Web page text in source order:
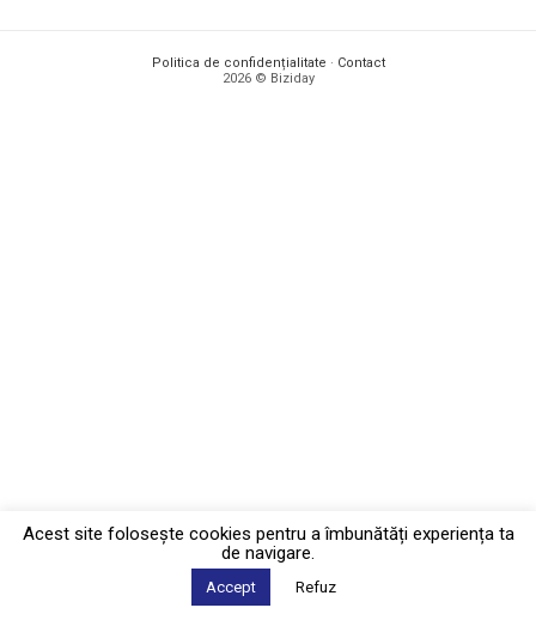
Politica de confidențialitate · Contact
2026 © Biziday
Acest site foloseşte cookies pentru a îmbunătăți experiența ta
de navigare.
Accept Refuz